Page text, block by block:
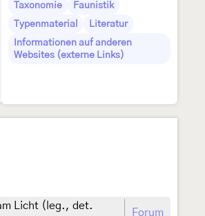
Taxonomie
Faunistik
Typenmaterial
Literatur
Informationen auf anderen
Websites (externe Links)
Licht (leg., det.
Forum